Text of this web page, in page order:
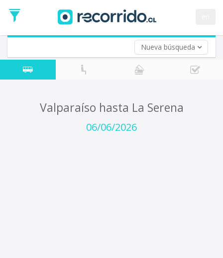
Nueva búsqueda
de
Ida
Vuelta (opcional)
Fecha
de
Valparaíso hasta La Serena
06/06/2026